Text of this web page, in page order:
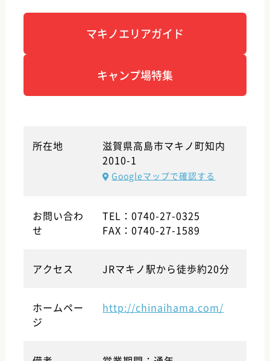
マキノエリアガイド
キャンプ場特集
所在地
滋賀県高島市マキノ町知内
2010-1
Googleマップで確認する
お問い合わ
せ
TEL：0740-27-0325
FAX：0740-27-1589
アクセス JRマキノ駅から徒歩約20分
ホームペー
ジ
http://chinaihama.com/